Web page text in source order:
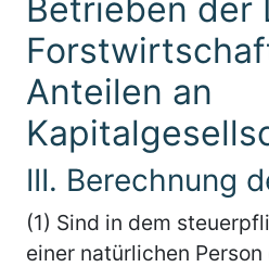
Betrieben der
Anteilen an
III. Berechnung
(1) Sind in dem
einer natürlichen